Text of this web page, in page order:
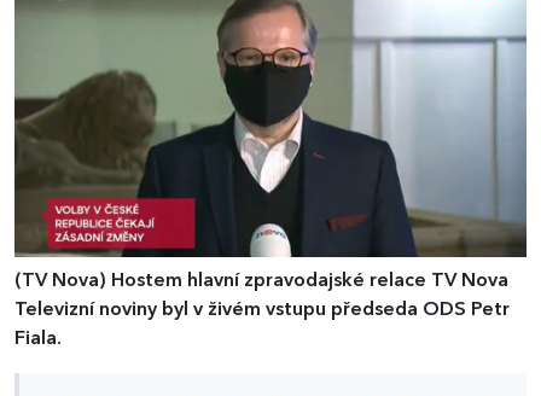
(TV Nova) Hostem hlavní zpravodajské relace TV Nova
Televizní noviny byl v živém vstupu předseda ODS Petr
Fiala.